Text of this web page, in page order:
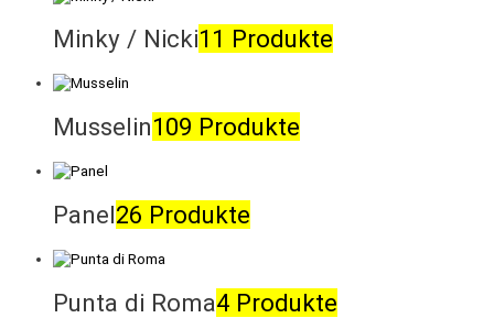
Minky / Nicki11 Produkte
Musselin109 Produkte
Panel26 Produkte
Punta di Roma4 Produkte